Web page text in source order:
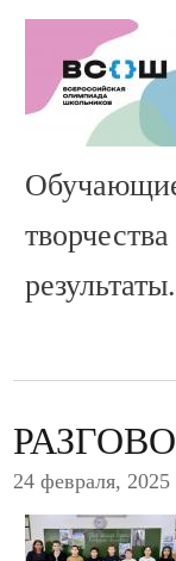
результаты.
24 февраля, 2025